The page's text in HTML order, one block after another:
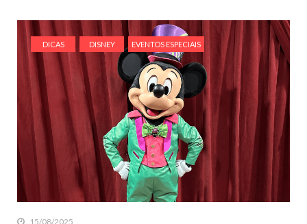
DICAS DISNEY EVENTOS ESPECIAIS
15/08/2025